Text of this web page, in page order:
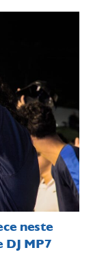
neste
DJ MP7